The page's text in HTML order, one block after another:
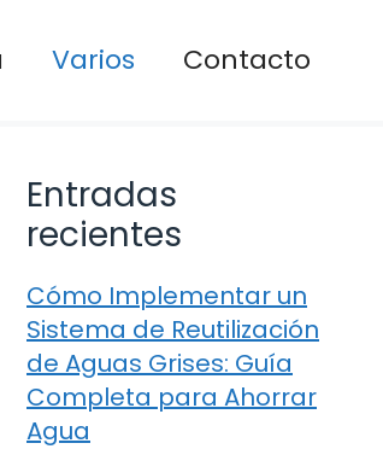
Varios Contacto
Entradas
recientes
Cómo Implementar un
Sistema de Reutilización
de Aguas Grises: Guía
Completa para Ahorrar
Agua